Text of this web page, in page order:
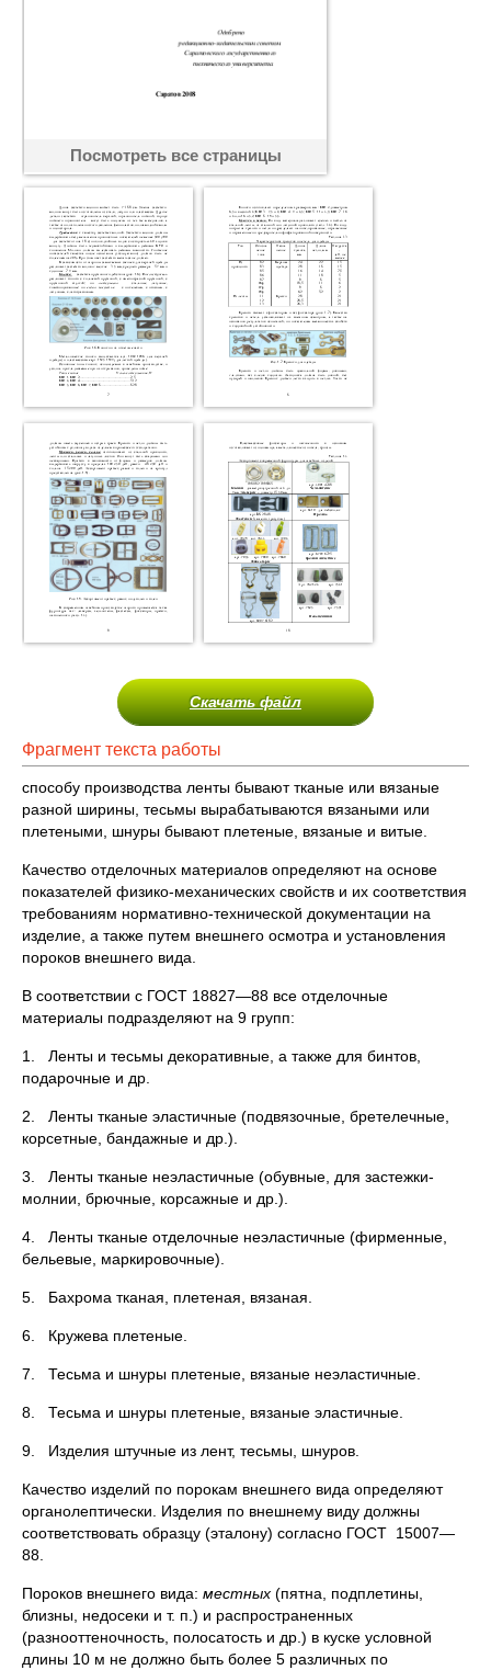
Посмотреть все страницы
Скачать файл
Фрагмент текста работы
способу производства ленты бывают тканые или вязаные
разной ширины, тесьмы вырабатываются вязаными или
плетеными, шнуры бывают плетеные, вязаные и витые.
Качество отделочных материалов определяют на основе
показателей физико-механических свойств и их соответствия
требованиям нормативно-технической документации на
изделие, а также путем внешнего осмотра и установления
пороков внешнего вида.
В соответствии с ГОСТ 18827—88 все отделочные
материалы подразделяют на 9 групп:
1. Ленты и тесьмы декоративные, а также для бинтов,
подарочные и др.
2. Ленты тканые эластичные (подвязочные, бретелечные,
корсетные, бандажные и др.).
3. Ленты тканые неэластичные (обувные, для застежки-
молнии, брючные, корсажные и др.).
4. Ленты тканые отделочные неэластичные (фирменные,
бельевые, маркировочные).
5. Бахрома тканая, плетеная, вязаная.
6. Кружева плетеные.
7. Тесьма и шнуры плетеные, вязаные неэластичные.
8. Тесьма и шнуры плетеные, вязаные эластичные.
9. Изделия штучные из лент, тесьмы, шнуров.
Качество изделий по порокам внешнего вида определяют
органолептически. Изделия по внешнему виду должны
соответствовать образцу (эталону) согласно ГОСТ 15007—
88.
Пороков внешнего вида: местных (пятна, подплетины,
близны, недосеки и т. п.) и распространенных
(разнооттеночность, полосатость и др.) в куске условной
длины 10 м не должно быть более 5 различных по